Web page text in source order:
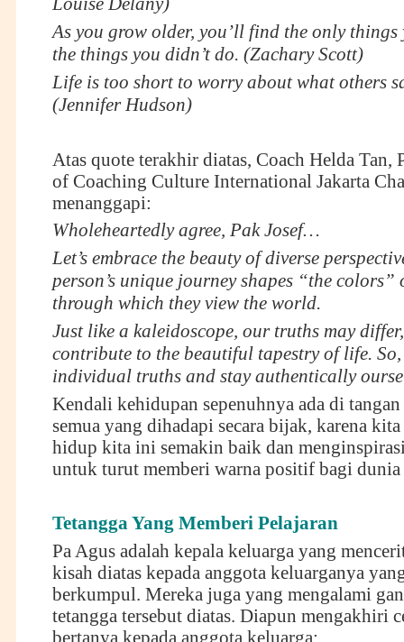
As you grow older, you’ll find the only things
the things you didn’t do. (Zachary Scott)
Life is too short to worry about what others
(Jennifer Hudson)
Atas quote terakhir diatas, Coach Helda Tan,
of Coaching Culture International Jakarta
menanggapi:
Wholeheartedly agree, Pak Josef…
Let’s embrace the beauty of diverse
person’s unique journey shapes “the colors”
through which they view the world.
Just like a kaleidoscope, our truths may
contribute to the beautiful tapestry of life. So,
individual truths and stay authentically
Kendali kehidupan sepenuhnya ada di
semua yang dihadapi secara bijak, karena
hidup kita ini semakin baik dan
untuk turut memberi warna positif bagi
Tetangga Yang Memberi Pelajaran
Pa Agus adalah kepala keluarga yang
kisah diatas kepada anggota keluarganya
berkumpul. Mereka juga yang mengalami
tetangga tersebut diatas. Diapun mengakhiri
bertanya kepada anggota keluarga: